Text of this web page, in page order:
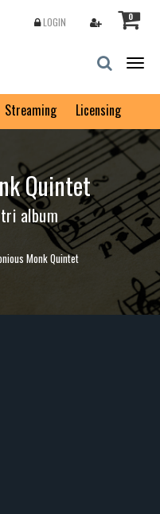
0
LOGIN
Streaming Licensing
Quintet
album
Monk Quintet